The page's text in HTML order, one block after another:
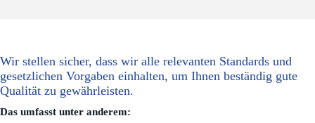
Wir stellen sicher, dass wir alle relevanten Standards und
gesetzlichen Vorgaben einhalten, um Ihnen beständig gute
Qualität zu gewährleisten.
Das umfasst unter anderem: